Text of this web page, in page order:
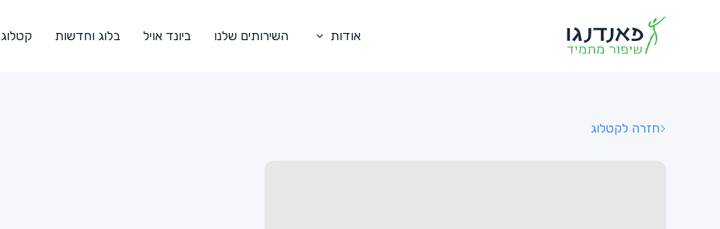
אודות השירותים שלנו ביונד אויל בלוג וחדשות קטלוג
חזרה לקטלוג